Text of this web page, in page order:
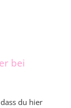
bei
du hier